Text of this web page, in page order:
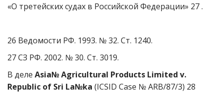
«О третейских судах в Российской Федерации» 27 .
26 Ведомости РФ. 1993. № 32. Ст. 1240.
27 СЗ РФ. 2002. № 30. Ст. 3019.
В деле Asia№ Agricultural Products Limited v.
Republic of Sri La№ka (ICSID Case № ARB/87/3) 28